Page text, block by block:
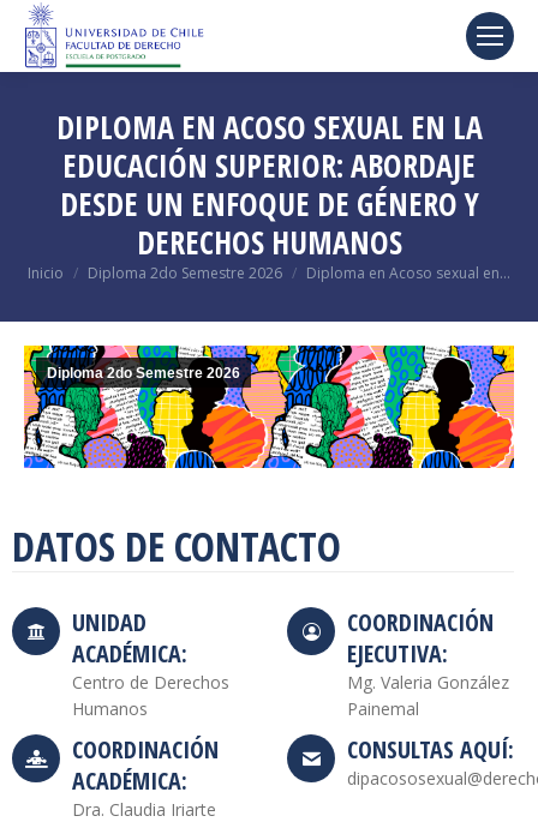
DIPLOMA EN ACOSO SEXUAL EN LA
EDUCACIÓN SUPERIOR: ABORDAJE
DESDE UN ENFOQUE DE GÉNERO Y
DERECHOS HUMANOS
Estás aquí:
Inicio Diploma 2do Semestre 2026 Diploma en Acoso sexual en…
Diploma 2do Semestre 2026
DATOS DE CONTACTO
UNIDAD
ACADÉMICA:
Centro de Derechos
Humanos
COORDINACIÓN
ACADÉMICA:
Dra. Claudia Iriarte
COORDINACIÓN
EJECUTIVA:
Mg. Valeria González
Painemal
CONSULTAS AQUÍ: